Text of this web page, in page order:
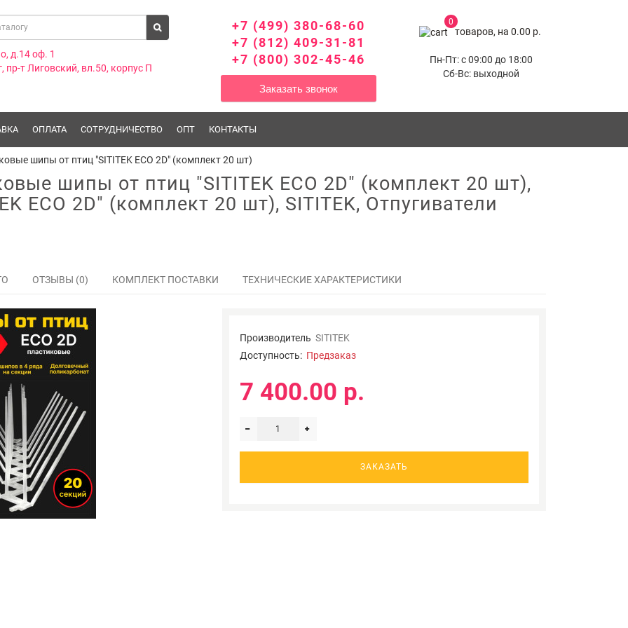
0
товаров, на 0.00 р.
Пн-Пт: с 09:00 до 18:00
Сб-Вс: выходной
д.14 оф. 1
пр-т Лиговский, вл.50, корпус П
+7 (499) 380-68-60
+7 (812) 409-31-81
+7 (800) 302-45-46
Заказать звонок
ОПЛАТА СОТРУДНИЧЕСТВО ОПТ КОНТАКТЫ
шипы от птиц "SITITEK ECO 2D" (комплект 20 шт)
шипы от птиц "SITITEK ECO 2D" (комплект 20 шт),
ECO 2D" (комплект 20 шт), SITITEK, Отпугиватели
ОТЗЫВЫ (0) КОМПЛЕКТ ПОСТАВКИ ТЕХНИЧЕСКИЕ ХАРАКТЕРИСТИКИ
Производитель SITITEK
Доступность: Предзаказ
7 400.00 р.
ЗАКАЗАТЬ